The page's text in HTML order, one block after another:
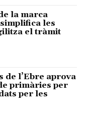
la marca
les
el tràmit
de l’Ebre aprova
primàries per
per les